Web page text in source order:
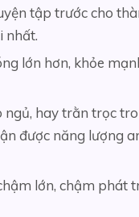
tập trước cho
nhất.
lớn hơn, khỏe
hay trằn trọc
được năng lượng
lớn, chậm phát